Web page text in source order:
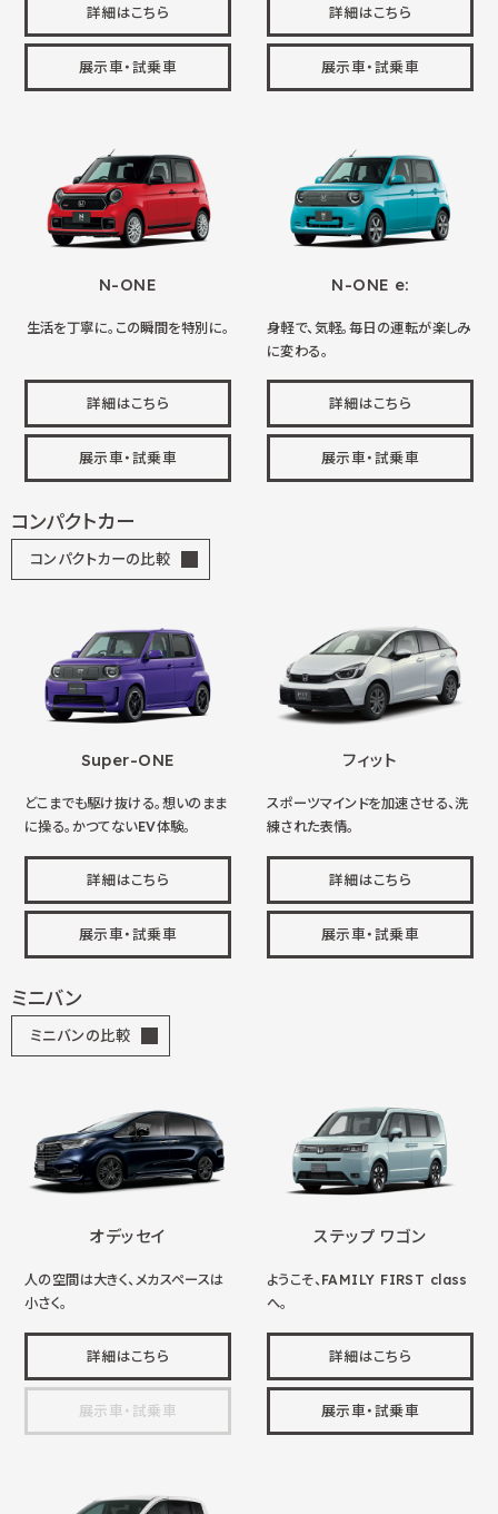
詳細はこちら
展示車・試乗車
詳細はこちら
展示車・試乗車
N-ONE
生活を丁寧に。この瞬間を特別に。
詳細はこちら
展示車・試乗車
N-ONE e:
身軽で、気軽。毎日の運転が楽しみ
に変わる。
詳細はこちら
展示車・試乗車
コンパクトカー
コンパクトカーの比較
Super-ONE
どこまでも駆け抜ける。想いのまま
に操る。かつてないEV体験。
詳細はこちら
展示車・試乗車
フィット
スポーツマインドを加速させる、洗
練された表情。
詳細はこちら
展示車・試乗車
ミニバン
ミニバンの比較
オデッセイ
人の空間は大きく、メカスペースは
小さく。
詳細はこちら
展示車・試乗車
ステップ ワゴン
ようこそ、FAMILY FIRST class
へ。
詳細はこちら
展示車・試乗車